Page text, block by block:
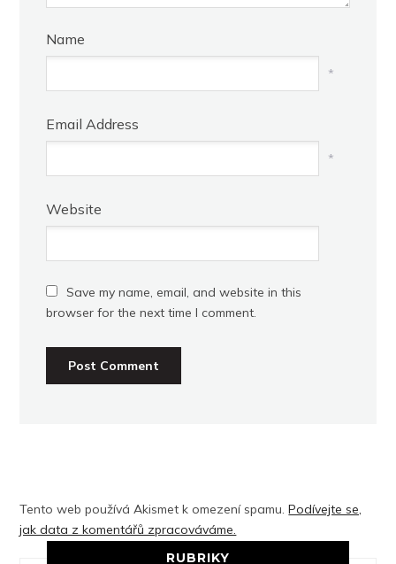
Name
*
Email Address
*
Website
Save my name, email, and website in this
browser for the next time I comment.
Tento web používá Akismet k omezení spamu.Podívejte se,
jak data z komentářů zpracováváme.
RUBRIKY